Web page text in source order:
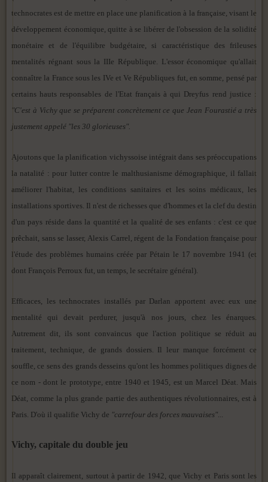
technocrates est de mettre en place une planification à la française, visant le
développement économique, quitte à se libérer de l'obsession de la solidité
monétaire et de l'équilibre budgétaire, si caractéristique des frileuses
mentalités régnant sous la IIIe République. L'essor économique qu'allait
connaître la France sous les IVe et Ve Républiques fut, en somme, pensé par
certains hauts responsables de l'Etat français à qui Dreyfus rend justice :
"C'est à Vichy que se préparent concrètement ce que Jean Fourastié a très
justement appelé "les 30 glorieuses".
Ajoutons que la planification vichyssoise intégrait dans ses préoccupations
la natalité : pour lutter contre le malthusianisme démographique, il fallait
améliorer l'habitat, les conditions sanitaires et les soins médicaux, les
installations sportives. Il n'est de richesses que d'hommes et la clef du destin
d'un pays réside dans la quantité et la qualité de ses enfants : c'est ce que
prêchait, sans se lasser, Alexis Carrel, régent de la Fondation française pour
l'étude des problèmes humains créée par Pétain le 17 novembre 1941 (et
dont François Perroux fut, un temps, le secrétaire général).
Efficaces, les technocrates installés par Darlan apportent avec eux une
mentalité qui devait perdurer, jusqu'à nos jours, chez les énarques.
Autrement dit, ils sont convaincus que l'action politique se réduit au
traitement, technique, de grands dossiers. Il leur manque forcément ce
souffle, ce sens des grands desseins qu'ont les hommes politiques dignes de
ce nom - dont le prototype, entre 1940 et 1945, est un Marcel Déat. Mais
Déat, comme la plus grande partie des authentiques révolutionnaires, est à
Paris. D'où il qualifie Vichy de "carrefour des forces mauvaises"...
Vichy, capitale du double jeu
Il apparaît clairement, surtout à partir de 1942, que Vichy et Paris sont les